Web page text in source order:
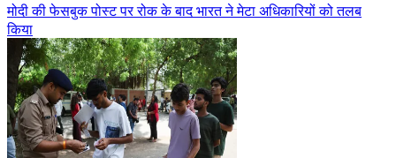
मोदी की फेसबुक पोस्ट पर रोक के बाद भारत ने मेटा अधिकारियों को तलब
किया